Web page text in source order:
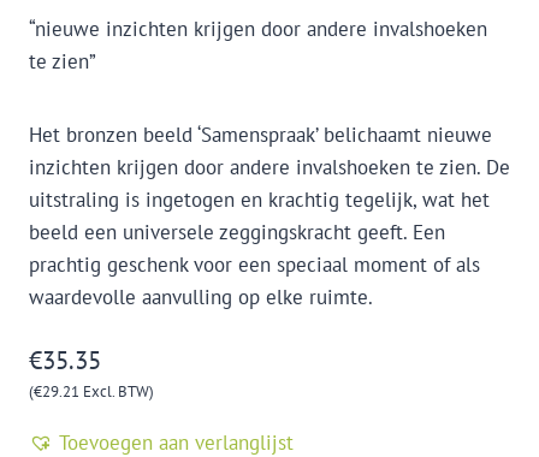
“nieuwe inzichten krijgen door andere invalshoeken
te zien”
Het bronzen beeld ‘Samenspraak’ belichaamt nieuwe
inzichten krijgen door andere invalshoeken te zien. De
uitstraling is ingetogen en krachtig tegelijk, wat het
beeld een universele zeggingskracht geeft. Een
prachtig geschenk voor een speciaal moment of als
waardevolle aanvulling op elke ruimte.
€35.35
(€29.21 Excl. BTW)
Toevoegen aan verlanglijst